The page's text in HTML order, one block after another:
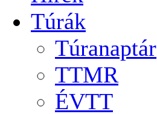
Túrák
Túranaptár
TTMR
ÉVTT